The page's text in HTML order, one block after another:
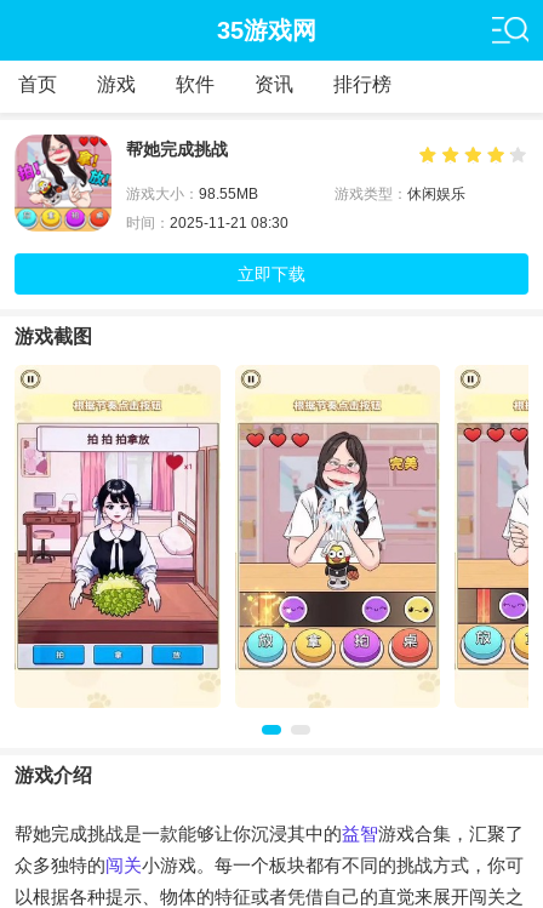
35游戏网
首页 游戏 软件 资讯 排行榜
帮她完成挑战
游戏大小： 98.55MB 游戏类型： 休闲娱乐
时间： 2025-11-21 08:30
立即下载
游戏截图
游戏介绍
帮她完成挑战是一款能够让你沉浸其中的益智游戏合集，汇聚了
众多独特的闯关小游戏。每一个板块都有不同的挑战方式，你可
以根据各种提示、物体的特征或者凭借自己的直觉来展开闯关之